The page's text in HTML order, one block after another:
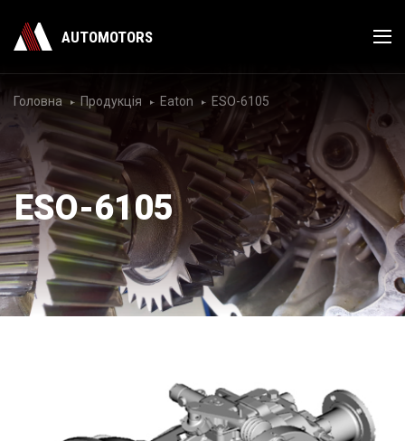
AUTOMOTORS
Головна Продукція Eaton ESO-6105
ESO-6105